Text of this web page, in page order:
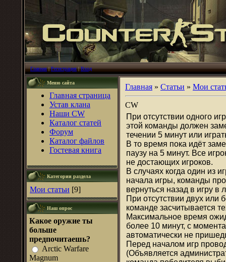
Главная|Регистрация|Вход
Меню сайта
Главная страница
Устав клана
Наши CW
Каталог статей
Форум
Каталог файлов
Гостевая книга
Категории раздела
Мои статьи [9]
Наш опрос
Какое оружие ты
больше
предпочитаешь?
Arctic Warfare
Magnum
Главная » Статьи » Мои
CW
При отсутствии одного
этой команды должен
течении 5 минут или
В то время пока идёт
паузу на 5 минут. Все
не достающих игроков.
В случаях когда один из
начала игры, команды
вернуться назад в игру
При отсутствии двух или
команде засчитывается
Максимальное время
более 10 минут, с
автоматически не
Перед началом игр
(Объявляется